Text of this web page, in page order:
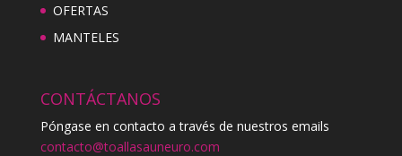
OFERTAS
MANTELES
CONTÁCTANOS
Póngase en contacto a través de nuestros emails
contacto@toallasauneuro.com